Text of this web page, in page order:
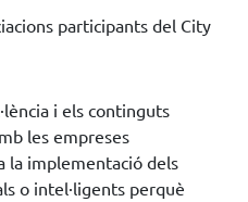
participants del City
i els continguts
les empreses
la implementació dels
o intel·ligents perquè